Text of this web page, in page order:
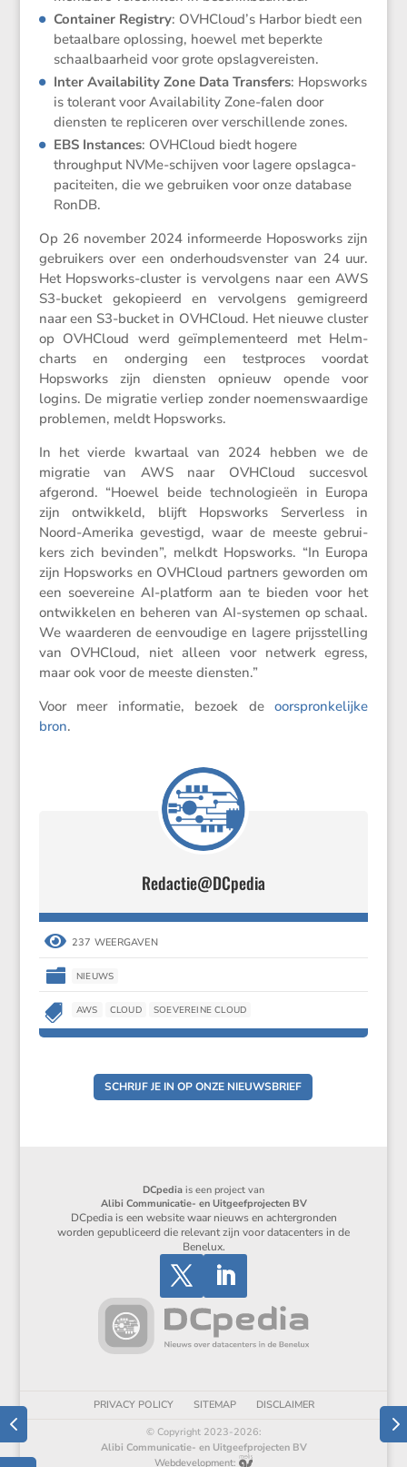
Container Registry: OVHCloud’s Harbor biedt een
betaal­bare oplos­sing, hoewel met beperkte
schaal­baar­heid voor grote opslagvereisten.
Inter Availa­bi­lity Zone Data Trans­fers: Hopsworks
is tolerant voor Availa­bi­lity Zone-falen door
diensten te repli­ceren over verschil­lende zones.
EBS Instances: OVHCloud biedt hogere
throughput NVMe-schijven voor lagere opslag­ca­
pa­ci­teiten, die we gebruiken voor onze database
RonDB.
Op 26 november 2024 infor­meerde Hopos­works zijn
gebrui­kers over een onder­houds­ven­ster van 24 uur.
Het Hopsworks-cluster is vervol­gens naar een AWS
S3-bucket gekopi­eerd en vervol­gens gemigreerd
naar een S3-bucket in OVHCloud. Het nieuwe cluster
op OVHCloud werd geïmple­men­teerd met Helm-
charts en onder­ging een testproces voordat
Hopsworks zijn diensten opnieuw opende voor
logins. De migratie verliep zonder noemens­waar­dige
problemen, meldt Hopsworks.
In het vierde kwartaal van 2024 hebben we de
migratie van AWS naar OVHCloud succesvol
afgerond. “Hoewel beide techno­lo­gieën in Europa
zijn ontwik­keld, blijft Hopsworks Server­less in
Noord-Amerika geves­tigd, waar de meeste gebrui­
kers zich bevinden”, melkdt Hopsworks. “In Europa
zijn Hopsworks en OVHCloud partners geworden om
een soeve­reine AI-platform aan te bieden voor het
ontwik­kelen en beheren van AI-systemen op schaal.
We waarderen de eenvou­dige en lagere prijs­stel­ling
van OVHCloud, niet alleen voor netwerk egress,
maar ook voor de meeste diensten.”
Voor meer infor­matie, bezoek deoorspron­ke­lijke
bron.
Redactie@DCpedia
 237 WEERGAVEN
 NIEUWS
 AWS CLOUD SOEVEREINE CLOUD
SCHRIJF JE IN OP ONZE NIEUWSBRIEF
DCpedia is een project van
Alibi Communicatie- en Uitgeefprojecten BV
DCpedia is een website waar nieuws en achtergronden
worden gepubliceerd die relevant zijn voor datacenters in de
Benelux.
PRIVACY POLICY SITEMAP
DISCLAIMER
© Copyright 2023-2026:
Alibi Communicatie- en Uitgeefprojecten BV
Webdevelopment: